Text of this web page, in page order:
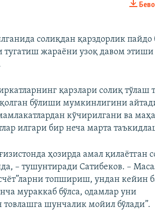
1080p
720p
солиқдан қарздорлик
тугатиш жараёни узоқ давом
қарзлари солиқ тўлаш
қолган бўлиши мумкинлигини
кўчирилгани ва
илгари бир неча марта
ҳозирда амал қилаётган
– тушунтиради Сатибеков. –
топшириш, ундан кейин
мураккаб бўлса, одамлар уни
шунчалик мойил бўлади”.